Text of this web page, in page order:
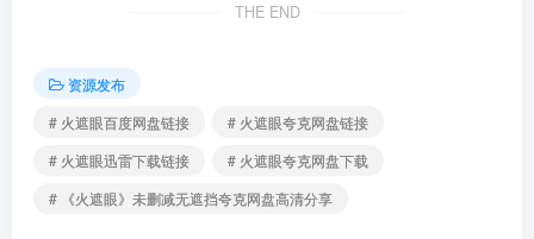
THE END
资源发布
# 火遮眼百度网盘链接
# 火遮眼夸克网盘链接
# 火遮眼迅雷下载链接
# 火遮眼夸克网盘下载
# 《火遮眼》未删减无遮挡夸克网盘高清分享